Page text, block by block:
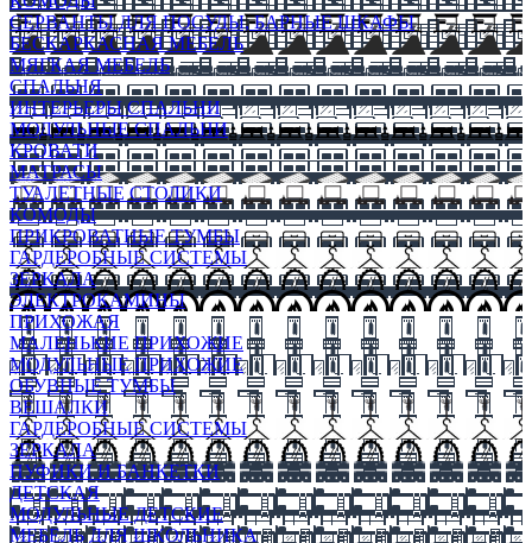
СЕРВАНТЫ ДЛЯ ПОСУДЫ, БАРНЫЕ ШКАФЫ
БЕСКАРКАСНАЯ МЕБЕЛЬ
МЯГКАЯ МЕБЕЛЬ
СПАЛЬНЯ
ИНТЕРЬЕРЫ СПАЛЬНИ
МОДУЛЬНЫЕ СПАЛЬНИ
КРОВАТИ
МАТРАСЫ
ТУАЛЕТНЫЕ СТОЛИКИ
КОМОДЫ
ПРИКРОВАТНЫЕ ТУМБЫ
ГАРДЕРОБНЫЕ СИСТЕМЫ
ЗЕРКАЛА
ЭЛЕКТРОКАМИНЫ
ПРИХОЖАЯ
МАЛЕНЬКИЕ ПРИХОЖИЕ
МОДУЛЬНЫЕ ПРИХОЖИЕ
ОБУВНЫЕ ТУМБЫ
ВЕШАЛКИ
ГАРДЕРОБНЫЕ СИСТЕМЫ
ЗЕРКАЛА
ПУФИКИ И БАНКЕТКИ
ДЕТСКАЯ
МОДУЛЬНЫЕ ДЕТСКИЕ
МЕБЕЛЬ ДЛЯ ШКОЛЬНИКА